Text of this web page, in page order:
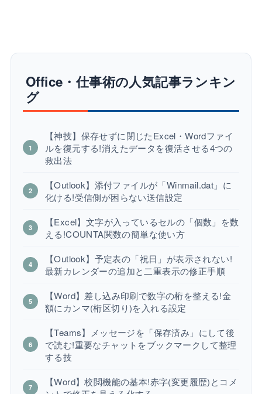
Office・仕事術の人気記事ランキン
グ
【神技】保存せずに閉じたExcel・Wordファイ
ルを復元する!消えたデータを復活させる4つの
救出法
【Outlook】添付ファイルが「Winmail.dat」に
化ける!受信側が困らない送信設定
【Excel】文字が入っているセルの「個数」を数
える!COUNTA関数の簡単な使い方
【Outlook】予定表の「祝日」が表示されない!
最新カレンダーの追加と二重表示の修正手順
【Word】差し込み印刷で数字の桁を整える!金
額にカンマ(桁区切り)を入れる設定
【Teams】メッセージを「保存済み」にして後
で読む!重要なチャットをブックマークして整理
する技
【Word】校閲機能の基本!赤字(変更履歴)とコメ